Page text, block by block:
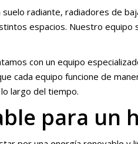
radiante, radiadores de
espacios. Nuestro equipo
con un equipo
cada equipo funcione de
largo del tiempo.
para un